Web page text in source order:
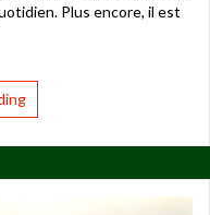
Plus encore, il est